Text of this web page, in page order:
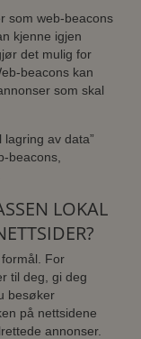
som web-beacons
kjenne igjen
det mulig for
beacons kan
som skal
av data”
beacons,
LOKAL
For
til deg, gi deg
besøker
på nettsidene
annonser.